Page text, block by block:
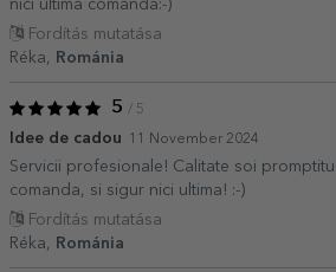
nici ultima comandă:-)
Fordítás mutatása
Réka,
Románia
5 / 5
Idee de cadou 11 November 2024
Servicii profesionale! Calitate soi
comanda, si sigur nici ultima! :-)
Fordítás mutatása
Réka,
Románia